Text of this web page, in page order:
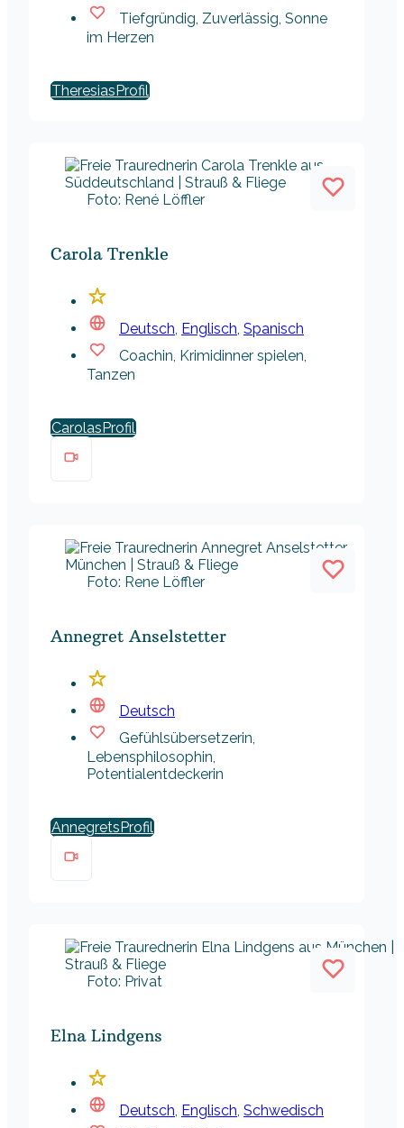
Tiefgründig, Zuverlässig, Sonne
im Herzen
Theresias
Foto: René Löffler
Carola Trenkle
Deutsch, Englisch, Spanisch
Coachin, Krimidinner spielen,
Tanzen
Carolas
Foto: Rene Löffler
Annegret Anselstetter
Deutsch
Gefühlsübersetzerin,
Lebensphilosophin,
Potentialentdeckerin
Annegrets
Foto: Privat
Elna Lindgens
Deutsch, Englisch, Schwedisch